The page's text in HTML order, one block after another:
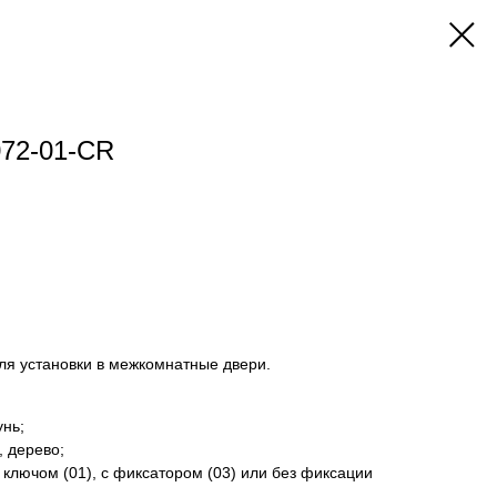
01-CR
установки в межкомнатные двери.
дерево;
(01), с фиксатором (03) или без фиксации